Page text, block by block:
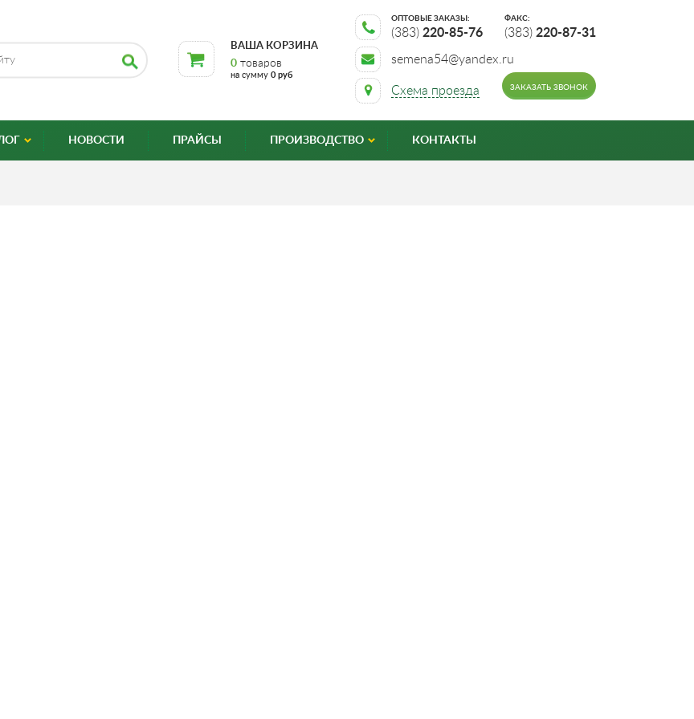
ВАША КОРЗИНА
0 товаров
на сумму 0 руб
Схема проезда
semena54@yandex.ru
ОПТОВЫЕ ЗАКАЗЫ:
(383) 220-85-76
ФАКС:
(383) 220-87-31
ЗАКАЗАТЬ ЗВОНОК
НОВОСТИ ПРАЙСЫ ПРОИЗВОДСТВО КОНТАКТЫ